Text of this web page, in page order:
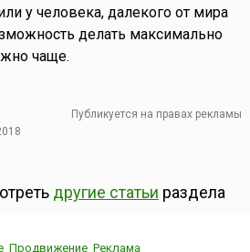
у человека, далекого от мира
делать максимально
чаще.
Публикуется на правах рекламы
другие статьи раздела
Продвижение Реклама